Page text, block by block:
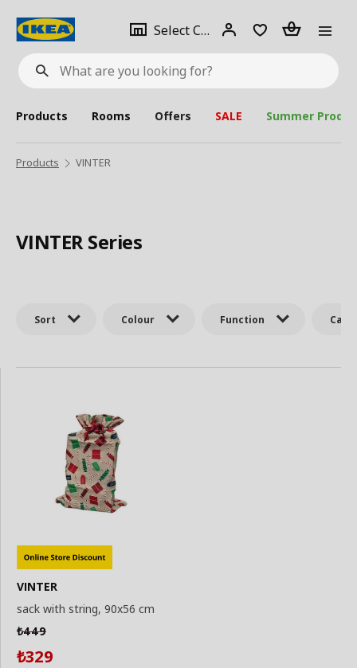
What
are
looking
for?
Select City Select
city
Login Piece(s)
Products Rooms Offers SALE Summer
Products VINTER
VINTER Series
Sort Colour Function
VINTER
sack with string, 90x56 cm
₺449
₺329